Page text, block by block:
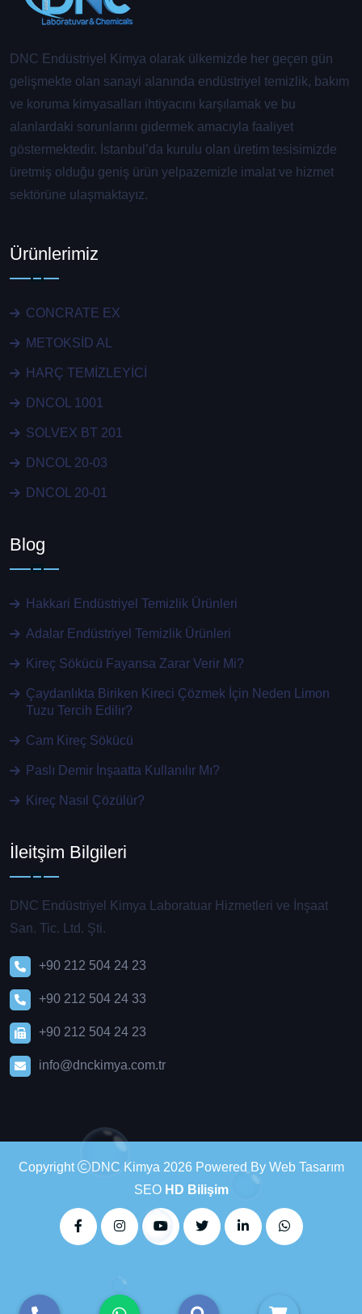
DNC Endüstriyel Kimya olarak ülkemizde her geçen gün
gelişmekte olan sanayi alanında endüstriyel temizlik, bakım
ve koruma kimyasalları ihtiyacını karşılamak ve bu
alanlardaki sorunlarını gidermek amacıyla faaliyet
göstermektedir. İstanbul’da kurulu olan üretim tesisimizde
üretmiş olduğu geniş ürün yelpazemizle imalat ve hizmet
sektörüne ulaşmaktayız.
Ürünlerimiz
CONCRATE EX
METOKSİD AL
HARÇ TEMİZLEYİCİ
DNCOL 1001
SOLVEX BT 201
DNCOL 20-03
DNCOL 20-01
Blog
Hakkari Endüstriyel Temizlik Ürünleri
Adalar Endüstriyel Temizlik Ürünleri
Kireç Sökücü Fayansa Zarar Verir Mi?
Çaydanlıkta Biriken Kireci Çözmek İçin Neden Limon
Tuzu Tercih Edilir?
Cam Kireç Sökücü
Paslı Demir İnşaatta Kullanılır Mı?
Kireç Nasıl Çözülür?
İleitşim Bilgileri
DNC Endüstriyel Kimya Laboratuar Hizmetleri ve İnşaat
San. Tic. Ltd. Şti.
+90 212 504 24 23
+90 212 504 24 33
+90 212 504 24 23
info@dnckimya.com.tr
Copyright
DNC Kimya 2026 Powered By Web Tasarım
SEO HD Bilişim